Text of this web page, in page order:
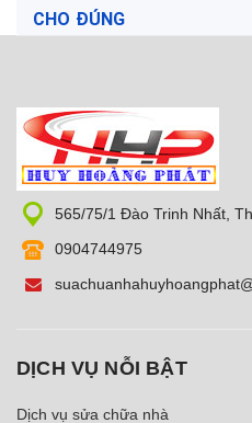
CHO ĐÚNG
565/75/1 Đào Trinh Nhất,
0904744975
DỊCH VỤ NỖI BẬT
Dịch vụ sửa chữa nhà